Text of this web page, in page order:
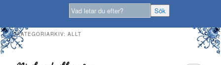
KATEGORIARKIV:ALLT